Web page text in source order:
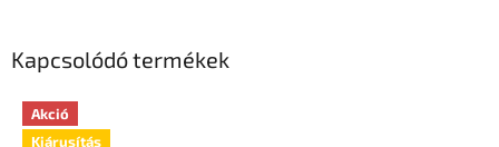
Kapcsolódó termékek
Akció
Kiárusítás